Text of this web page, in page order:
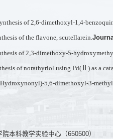
of 2,6-dimethoxyl-1,4-
of the flavone, scutellarein.
of 2,3-dimethoxy-5-
of norathyriol using Pd(Ⅱ) as a
Hydroxynonyl)-5,6-dimethoxyl-3-
本科教学实验中心（650500）